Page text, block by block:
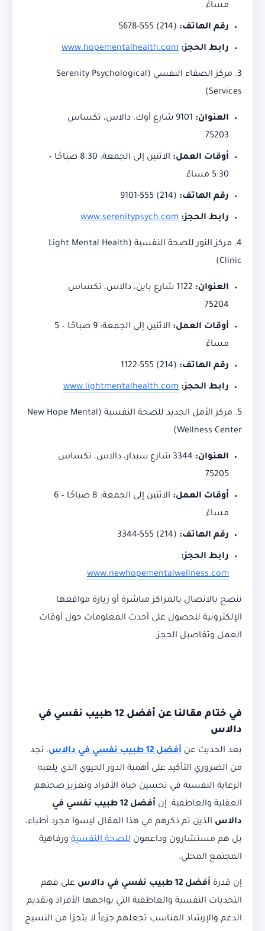
مساءً
رقم الهاتف: (214) 555-5678
رابط الحجز: www.hopementalhealth.com
3. مركز الصفاء النفسي (Serenity Psychological
Services)
العنوان:
9101 شارع أوك، دالاس، تكساس
75203
أوقات العمل:
الاثنين إلى الجمعة: 8:30 صباحًا –
5:30 مساءً
رقم الهاتف: (214) 555-9101
رابط الحجز: www.serenitypsych.com
4. مركز النور للصحة النفسية (Light Mental Health
Clinic)
العنوان:
1122 شارع باين، دالاس، تكساس
75204
أوقات العمل:
الاثنين إلى الجمعة: 9 صباحًا – 5
مساءً
رقم الهاتف: (214) 555-1122
رابط الحجز: www.lightmentalhealth.com
5. مركز الأمل الجديد للصحة النفسية (New Hope Mental
Wellness Center)
العنوان:
3344 شارع سيدار، دالاس، تكساس
75205
أوقات العمل:
الاثنين إلى الجمعة: 8 صباحًا – 6
مساءً
رقم الهاتف: (214) 555-3344
رابط الحجز:
www.newhopementalwellness.com
ننصح بالاتصال بالمراكز مباشرة أو زيارة مواقعها
الإلكترونية للحصول على أحدث المعلومات حول أوقات
العمل وتفاصيل الحجز.
في ختام مقالنا عن
أفضل 12 طبيب نفسي في
دالاس
بعد الحديث عن أفضل 12 طبيب نفسي في دالاس
، نجد
من الضروري التأكيد على أهمية الدور الحيوي الذي يلعبه
الرعاية النفسية في تحسين حياة الأفراد وتعزيز صحتهم
العقلية والعاطفية. إن
أفضل 12 طبيب نفسي في
دالاس الذين تم ذكرهم في هذا المقال ليسوا مجرد أطباء،
بل هم مستشارون وداعمون للصحة النفسية ورفاهية
المجتمع المحلي.
إن قدرة أفضل 12 طبيب نفسي في دالاس
على فهم
التحديات النفسية والعاطفية التي يواجهها الأفراد وتقديم
الدعم والإرشاد المناسب تجعلهم جزءاً لا يتجزأ من النسيج